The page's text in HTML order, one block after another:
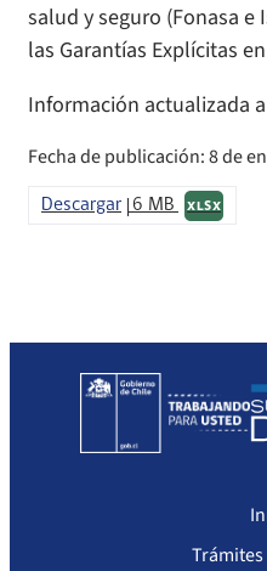
salud y seguro (Fonasa
las Garantías Explícitas
Información actualizada
Fecha de publicación: 8 de
Descargar 6 MB XLSX